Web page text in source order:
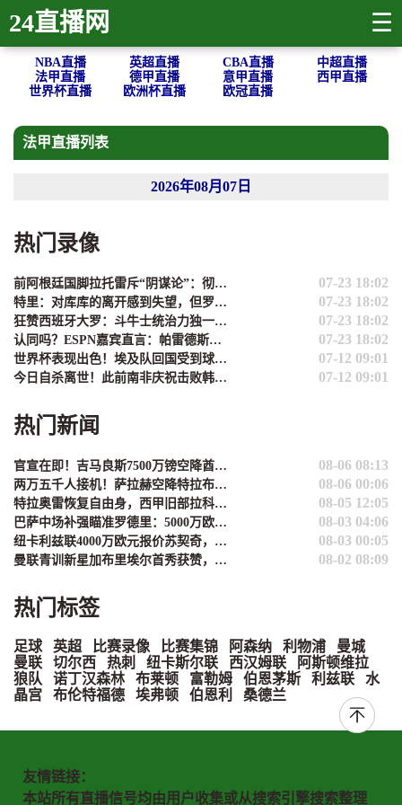
24直播网 ☰
NBA直播 英超直播 CBA直播
中超直播
法甲直播
德甲直播 意甲直播
西甲直播
世界杯直播
欧洲杯直播 欧冠直播
法甲直播列表
2026年08月07日
热门录像
前阿根廷国脚拉托雷斥“阴谋论”：彻底疯了，典型的输不起 07-23 18:02
特里：对库库的离开感到失望，但罗杰斯的到来又让我期待 07-23 18:02
狂赞西班牙大罗：斗牛士统治力独一档，阿根廷有梅西也不好使了 07-23 18:02
认同吗？ESPN嘉宾直言：帕雷德斯的行为无法容忍，应被长期禁赛 07-23 18:02
世界杯表现出色！埃及队回国受到球迷热烈欢迎！ 07-12 09:01
今日自杀离世！此前南非庆祝击败韩国出线时，亚当斯静静坐在一旁 07-12 09:01
热门新闻
官宣在即！吉马良斯7500万镑空降酋长球场，阿尔特塔迎英超对抗王 08-06 08:13
两万五千人接机！萨拉赫空降特拉布宗：此生未见的震撼 08-06 00:06
特拉奥雷恢复自由身，西甲旧部拉科鲁尼亚或成下家 08-05 12:05
巴萨中场补强瞄准罗德里：5000万欧元预算已就位，静待球员决定 08-03 04:06
纽卡利兹联4000万欧元报价苏契奇，国米标价4500万欧态度松动 08-03 00:05
曼联青训新星加布里埃尔首秀获赞，阿马德与约罗齐送鼓励 08-02 08:09
热门标签
足球 英超 比赛录像 比赛集锦 阿森纳 利物浦
曼城
曼联
切尔西 热刺 纽卡斯尔联 西汉姆联
阿斯顿维拉
狼队
诺丁汉森林 布莱顿 富勒姆 伯恩茅斯 利兹联
水
晶宫
布伦特福德 埃弗顿 伯恩利 桑德兰
友情链接：
本站所有直播信号均由用户收集或从搜索引擎搜索整理